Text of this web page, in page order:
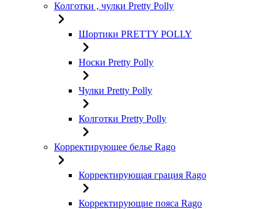
Колготки , чулки Pretty Polly
Шортики PRETTY POLLY
Носки Pretty Polly
Чулки Pretty Polly
Колготки Pretty Polly
Корректирующее белье Rago
Корректирующая грация Rago
Корректирующие пояса Rago